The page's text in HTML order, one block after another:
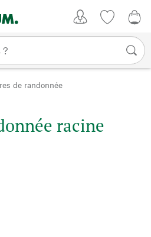
de randonnée
racine